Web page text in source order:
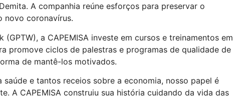
A companhia reúne esforços para preservar o
novo coronavírus.
a CAPEMISA investe em cursos e treinamentos em
promove ciclos de palestras e programas de qualidade de
de mantê-los motivados.
e tantos receios sobre a economia, nosso papel é
A CAPEMISA construiu sua história cuidando da vida das